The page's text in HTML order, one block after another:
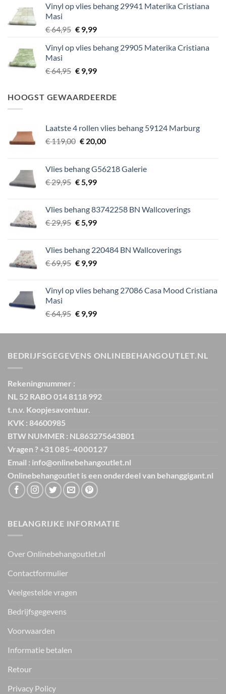
was:
is:
Vinyl op vlies behang 29941 Materika Cristiana
Masi
€64,95 Oorspronkelijke
was:
€9,99Huidige
is:
Vinyl op vlies behang 29905 Materika Cristiana
Masi
€64,95 Oorspronkelijke
€ 64,95.
€9,99Huidige
€ 9,99.
HOOGST GEWAARDEERDE
Laatste 4 rollen vlies behang 59124 Marburg
€119,00 Oorspronkelijke
€ 119,00.
€20,00Huidige
€ 20,00.
Vlies behang G56218 Galerie
€29,95 Oorspronkelijke
€ 29,95.
€5,99Huidige
€ 5,99.
Vlies behang 83742258 BN Wallcoverings
€29,95 Oorspronkelijke
€ 29,95.
€5,99Huidige
€ 5,99.
Vlies behang 220484 BN Wallcoverings
€69,95 Oorspronkelijke
€ 69,95.
€9,99Huidige
€ 9,99.
Vinyl op vlies behang 27086 Casa Mood Cristiana
Masi
€64,95 Oorspronkelijke
was:
€9,99Huidige
is:
BEDRIJFSGEGEVENS ONLINEBEHANGOUTLET.NL
Rekeningnummer :
NL 52 RABO 014 8118 992
t.n.v. Koopjesavontuur.
KVK : 84600985
BTW NUMMER : NL863275643B01
Vragen ? +31 085-4000127
Email : info@onlinebehangoutlet.nl
Onlinebehangoutlet is een onderdeel van behanggigant.nl
BELANGRIJKE INFORMATIE
Over Onlinebehangoutlet.nl
Contactformulier
Veelgestelde vragen
Bedrijfsgegevens
Voorwaarden
Informatie betalen
Retour
Privacy Policy